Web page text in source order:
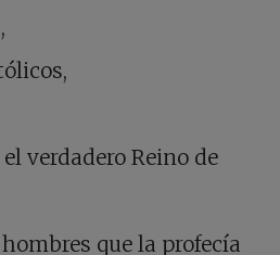
verdadero Reino de
que la profecía